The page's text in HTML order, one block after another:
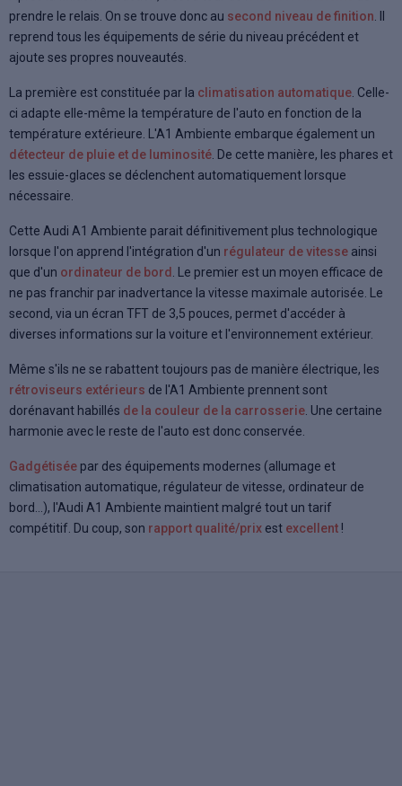
prendre le relais. On se trouve donc au second niveau de finition . Il
reprend tous les équipements de série du niveau précédent et
ajoute ses propres nouveautés.
La première est constituée par la climatisation automatique . Celle-
ci adapte elle-même la température de l'auto en fonction de la
température extérieure. L'A1 Ambiente embarque également un
détecteur de pluie et de luminosité . De cette manière, les phares et
les essuie-glaces se déclenchent automatiquement lorsque
nécessaire.
Cette Audi A1 Ambiente parait définitivement plus technologique
lorsque l'on apprend l'intégration d'un régulateur de vitesse ainsi
que d'un ordinateur de bord . Le premier est un moyen efficace de
ne pas franchir par inadvertance la vitesse maximale autorisée. Le
second, via un écran TFT de 3,5 pouces, permet d'accéder à
diverses informations sur la voiture et l'environnement extérieur.
Même s'ils ne se rabattent toujours pas de manière électrique, les
rétroviseurs extérieurs de l'A1 Ambiente prennent sont
dorénavant habillés de la couleur de la carrosserie . Une certaine
harmonie avec le reste de l'auto est donc conservée.
Gadgétisée par des équipements modernes (allumage et
climatisation automatique, régulateur de vitesse, ordinateur de
bord...), l'Audi A1 Ambiente maintient malgré tout un tarif
compétitif. Du coup, son rapport qualité/prix est excellent !